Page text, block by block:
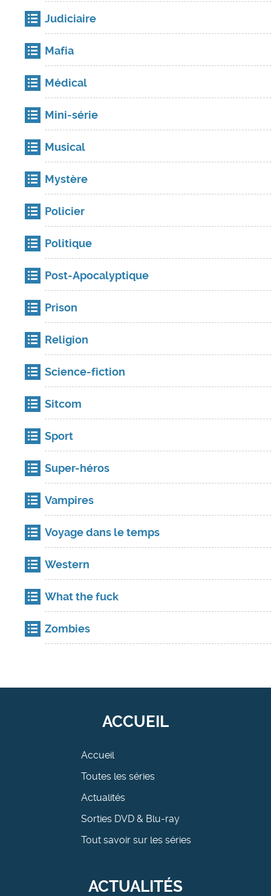
Judiciaire
Mafia
Médical
Mini-série
Musical
Mystère
Policier
Politique
Post-Apocalyptique
Prison
Religion
Science-fiction
Sitcom
Sport
Super-héros
Vampires
Voyage dans le temps
Western
What the fuck
Zombies
ACCUEIL
Accueil
Toutes les séries
Actualités
Sorties DVD & Blu-ray
Tout savoir sur les séries
ACTUALITÉS